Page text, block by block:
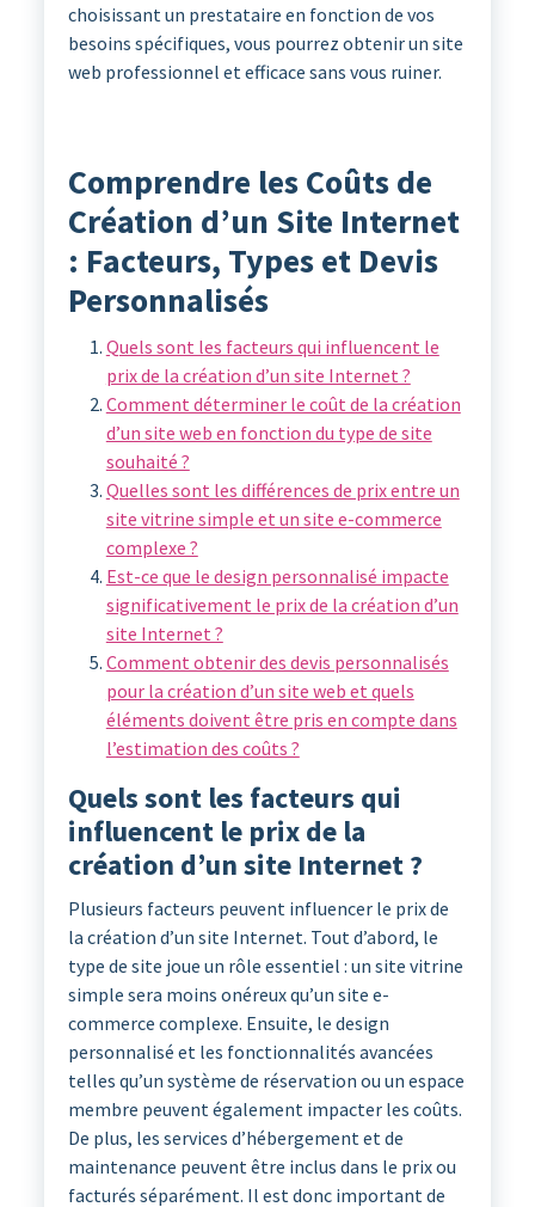
choisissant un prestataire en fonction de vos
besoins spécifiques, vous pourrez obtenir un site
web professionnel et efficace sans vous ruiner.
Comprendre les Coûts de
Création d’un Site Internet
: Facteurs, Types et Devis
Personnalisés
Quels sont les facteurs qui influencent le
prix de la création d’un site Internet ?
Comment déterminer le coût de la création
d’un site web en fonction du type de site
souhaité ?
Quelles sont les différences de prix entre un
site vitrine simple et un site e-commerce
complexe ?
Est-ce que le design personnalisé impacte
significativement le prix de la création d’un
site Internet ?
Comment obtenir des devis personnalisés
pour la création d’un site web et quels
éléments doivent être pris en compte dans
l’estimation des coûts ?
Quels sont les facteurs qui
influencent le prix de la
création d’un site Internet ?
Plusieurs facteurs peuvent influencer le prix de
la création d’un site Internet. Tout d’abord, le
type de site joue un rôle essentiel : un site vitrine
simple sera moins onéreux qu’un site e-
commerce complexe. Ensuite, le design
personnalisé et les fonctionnalités avancées
telles qu’un système de réservation ou un espace
membre peuvent également impacter les coûts.
De plus, les services d’hébergement et de
maintenance peuvent être inclus dans le prix ou
facturés séparément. Il est donc important de